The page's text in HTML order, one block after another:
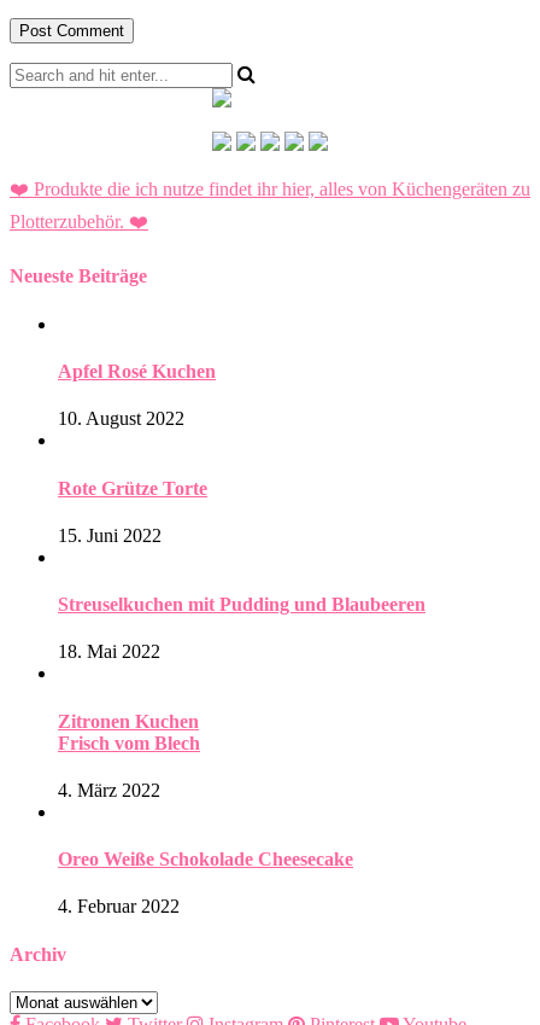
❤️ Produkte die ich nutze findet ihr hier, alles von Küchengeräten zu
Plotterzubehör. ❤️
Neueste Beiträge
Apfel Rosé Kuchen
10. August 2022
Rote Grütze Torte
15. Juni 2022
Streuselkuchen mit Pudding und Blaubeeren
18. Mai 2022
Zitronen Kuchen
Frisch vom Blech
4. März 2022
Oreo Weiße Schokolade Cheesecake
4. Februar 2022
Archiv
Archiv